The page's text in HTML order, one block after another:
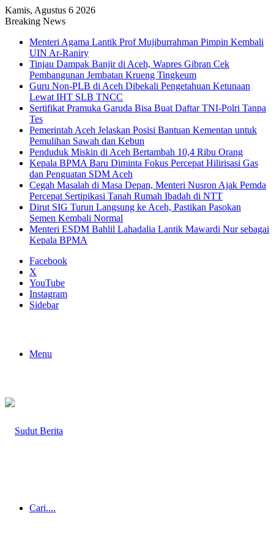
Kamis, Agustus 6 2026
Breaking News
Menteri Agama Lantik Prof Mujiburrahman Pimpin Kembali
UIN Ar-Raniry
Tinjau Dampak Banjir di Aceh, Wapres Gibran Cek
Pembangunan Jembatan Krueng Tingkeum
Guru Non-PLB di Aceh Dibekali Pengetahuan Ketunaan
Lewat IHT SLB TNCC
Sertifikat Pramuka Garuda Bisa Buat Daftar TNI-Polri Tanpa
Tes
Pemerintah Aceh Jelaskan Posisi Bantuan Kementan untuk
Pemulihan Sawah dan Kebun
Penduduk Miskin di Aceh Bertambah 10,4 Ribu Orang
Kepala BPMA Baru Diminta Fokus Percepat Hilirisasi Gas
dan Penguatan SDM Aceh
Cegah Masalah di Masa Depan, Menteri Nusron Ajak Pemda
Percepat Sertipikasi Tanah Rumah Ibadah di NTT
Dirut SIG Turun Langsung ke Aceh, Pastikan Pasokan
Semen Kembali Normal
Menteri ESDM Bahlil Lahadalia Lantik Mawardi Nur sebagai
Kepala BPMA
Facebook
X
YouTube
Instagram
Sidebar
Menu
Cari....